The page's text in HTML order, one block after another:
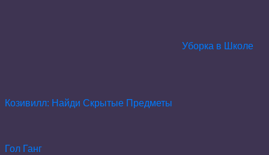
Козивилл: Найди Скрытые Предметы
Уборка в Школе
Гол Ганг